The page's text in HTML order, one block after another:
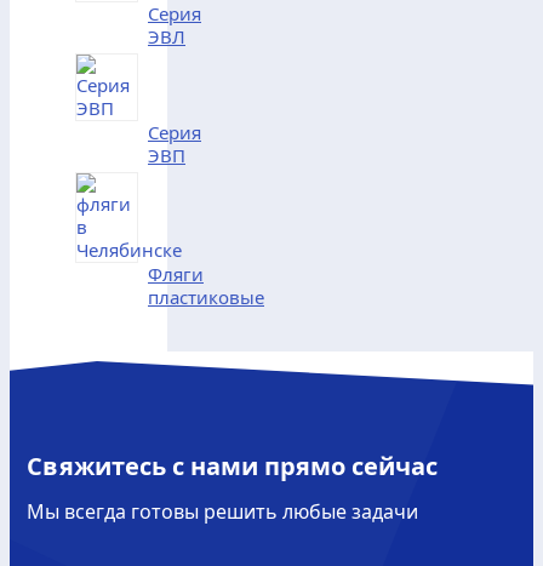
Серия
ЭВЛ
Серия
ЭВП
Фляги
пластиковые
Свяжитесь с нами прямо сейчас
Мы всегда готовы решить любые задачи